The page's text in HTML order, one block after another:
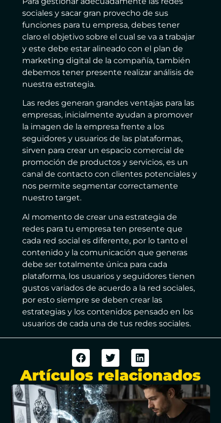
sociales y sacar gran provecho de sus
funciones para tu empresa, debes tener
claro el objetivo sobre el cual se va a trabajar
y este debe estar alineado con el plan de
marketing digital de la compañía, también
debemos tener presente realizar análisis de
nuestra estrategia.
Las redes generan grandes ventajas para las
empresas, inicialmente ayudan a promover
la imagen de la empresa frente a los
seguidores y usuarios de las plataformas,
sirven para crear un espacio comercial de
promoción de productos y servicios, es un
canal de contacto con clientes potenciales y
nos permite segmentar correctamente
nuestro target.
Al momento de crear una estrategia de
redes para tu empresa ten presente que
cada red social es diferente, por lo tanto el
contenido y la comunicación que generas
debe ser totalmente única para cada
plataforma, los usuarios y seguidores tienen
gustos variados de acuerdo a la red sociales,
por esto siempre se deben crear las
estrategias y los contenidos pensado en los
usuarios de cada una de tus redes sociales.
Artículos relacionados